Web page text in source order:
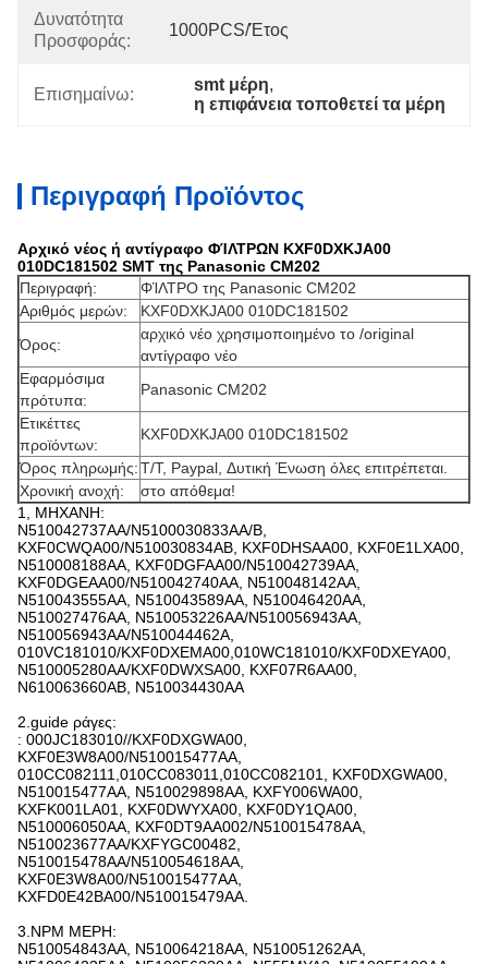
Δυνατότητα
Προσφοράς:
1000PCS/έτος
Επισημαίνω:
smt μέρη,
η επιφάνεια τοποθετεί τα μέρη
Περιγραφή Προϊόντος
Αρχικό νέος ή αντίγραφο ΦΊΛΤΡΩΝ KXF0DXKJA00
010DC181502 SMT της Panasonic CM202
Περιγραφή:
ΦΊΛΤΡΟ της Panasonic CM202
Αριθμός μερών:
KXF0DXKJA00 010DC181502
Όρος:
αρχικό νέο χρησιμοποιημένο το /original
αντίγραφο νέο
Εφαρμόσιμα
πρότυπα:
Panasonic CM202
Ετικέττες
προϊόντων:
KXF0DXKJA00 010DC181502
Όρος πληρωμής:T/T, Paypal, Δυτική Ένωση όλες επιτρέπεται.
Χρονική ανοχή:
στο απόθεμα!
1, ΜΗΧΑΝΗ:
N510042737AA/N5100030833AA/B,
KXF0CWQA00/N510030834AB, KXF0DHSAA00, KXF0E1LXA00,
N510008188AA, KXF0DGFAA00/N510042739AA,
KXF0DGEAA00/N510042740AA, N510048142AA,
N510043555AA, N510043589AA, N510046420AA,
N510027476AA, N510053226AA/N510056943AA,
N510056943AA/N510044462A,
010VC181010/KXF0DXEMA00,010WC181010/KXF0DXEYA00,
N510005280AA/KXF0DWXSA00, KXF07R6AA00,
N610063660AB, N510034430AA
2.guide ράγες:
: 000JC183010//KXF0DXGWA00,
KXF0E3W8A00/N510015477AA,
010CC082111,010CC083011,010CC082101, KXF0DXGWA00,
N510015477AA, N510029898AA, KXFY006WA00,
KXFK001LA01, KXF0DWYXA00, KXF0DY1QA00,
N510006050AA, KXF0DT9AA002/N510015478AA,
N510023677AA/KXFYGC00482,
N510015478AA/N510054618AA,
KXF0E3W8A00/N510015477AA,
KXFD0E42BA00/N510015479AA.
3.NPM ΜΕΡΗ:
N510054843AA, N510064218AA, N510051262AA,